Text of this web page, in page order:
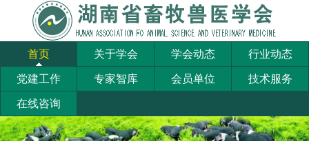
首页 关于学会 学会动态 行业动态
党建工作 专家智库 会员单位 技术服务
在线咨询